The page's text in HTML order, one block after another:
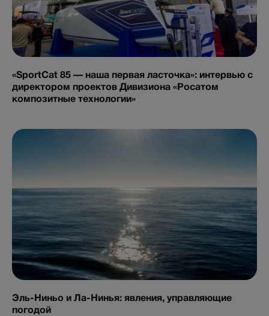
«SportCat 85 — наша первая ласточка»: интервью с
директором проектов Дивизиона «Росатом
композитные технологии»
Эль-Ниньо и Ла-Нинья: явления, управляющие
погодой